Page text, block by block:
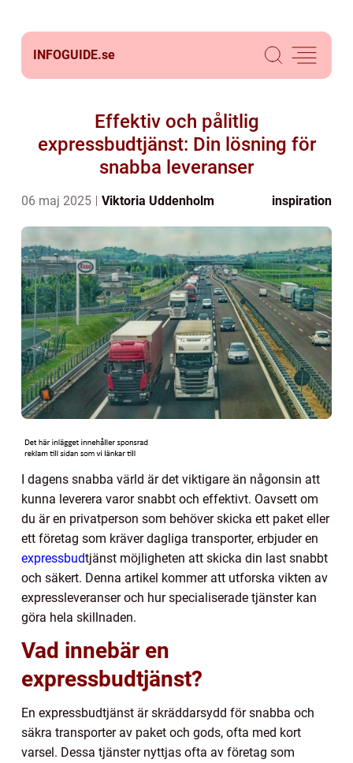
INFOGUIDE.se
Effektiv och pålitlig
expressbudtjänst: Din lösning för
snabba leveranser
06 maj 2025 Viktoria Uddenholm inspiration
I dagens snabba värld är det viktigare än någonsin att
kunna leverera varor snabbt och effektivt. Oavsett om
du är en privatperson som behöver skicka ett paket eller
ett företag som kräver dagliga transporter, erbjuder en
expressbudtjänst möjligheten att skicka din last snabbt
och säkert. Denna artikel kommer att utforska vikten av
expressleveranser och hur specialiserade tjänster kan
göra hela skillnaden.
Vad innebär en
expressbudtjänst?
En expressbudtjänst är skräddarsydd för snabba och
säkra transporter av paket och gods, ofta med kort
varsel. Dessa tjänster nyttjas ofta av företag som